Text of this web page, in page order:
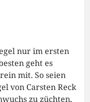
nur im ersten
geht es
mit. So seien
von Carsten Reck
zu züchten,